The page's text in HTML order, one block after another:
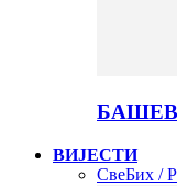
ВИЈЕСТИ
СвеБих /